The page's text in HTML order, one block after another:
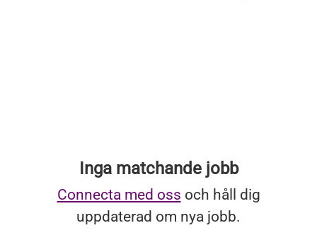
Inga matchande jobb
Connecta med oss och håll dig
uppdaterad om nya jobb.